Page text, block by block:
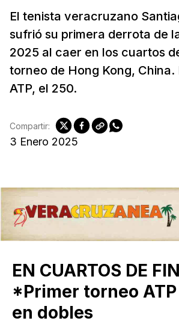
El tenista veracruzano
sufrió su primera derrota de
2025 al caer en los cuartos
torneo de Hong Kong, China.
ATP, el 250.
3 Enero 2025
Compartir:
EN CUARTOS DE
*Primer torneo
en dobles